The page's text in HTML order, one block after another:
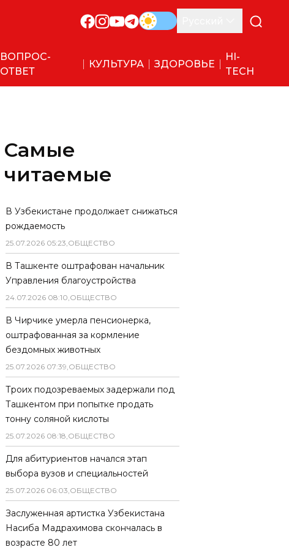
ВОПРОС-
ОТВЕТ
КУЛЬТУРА ЗДОРОВЬЕ
HI-
TECH
Самые
читаемые
В Узбекистане продолжает снижаться
рождаемость
25.07.2026 05:23,ОБЩЕСТВО
В Ташкенте оштрафован начальник
Управления благоустройства
24.07.2026 08:10,ОБЩЕСТВО
В Чирчике умерла пенсионерка,
оштрафованная за кормление
бездомных животных
25.07.2026 07:39,ОБЩЕСТВО
Троих подозреваемых задержали под
Ташкентом при попытке продать
тонну соляной кислоты
25.07.2026 08:18,ОБЩЕСТВО
Для абитуриентов начался этап
выбора вузов и специальностей
25.07.2026 06:03,ОБЩЕСТВО
Заслуженная артистка Узбекистана
Насиба Мадрахимова скончалась в
возрасте 80 лет